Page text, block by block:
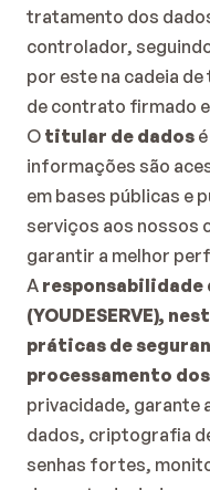
tratamento dos
controlador,
por este na cadeia
de contrato firmado
O titular de dados
informações são
em bases públicas e
serviços aos nossos
garantir a melhor
A responsabilidade
(YOUDESERVE),
práticas de
processamento
privacidade, garante
dados, criptografia
senhas fortes,